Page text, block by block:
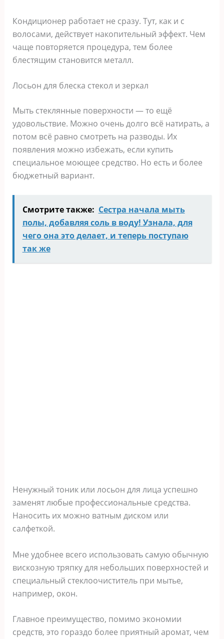
Кондиционер работает не сразу. Тут, как и с
волосами, действует накопительный эффект. Чем
чаще повторяется процедура, тем более
блестящим становится металл.
Лосьон для блеска стекол и зеркал
Мыть стеклянные поверхности — то ещё
удовольствие. Можно очень долго всё натирать, а
потом всё равно смотреть на разводы. Их
появления можно избежать, если купить
специальное моющее средство. Но есть и более
бюджетный вариант.
Смотрите также: Сестра начала мыть
полы, добавляя соль в воду! Узнала, для
чего она это делает, и теперь поступаю
так же
Ненужный тоник или лосьон для лица успешно
заменят любые профессиональные средства.
Наносить их можно ватным диском или
салфеткой.
Мне удобнее всего использовать самую обычную
вискозную тряпку для небольших поверхностей и
специальный стеклоочиститель при мытье,
например, окон.
Главное преимущество, помимо экономии
средств, это гораздо более приятный аромат, чем